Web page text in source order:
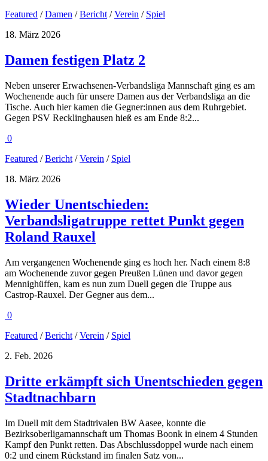
Featured /Damen /Bericht/Verein / Spiel
18. März 2026
Damen festigen Platz 2
Neben unserer Erwachsenen-Verbandsliga Mannschaft ging es am
Wochenende auch für unsere Damen aus der Verbandsliga an die
Tische. Auch hier kamen die Gegner:innen aus dem Ruhrgebiet.
Gegen PSV Recklinghausen hieß es am Ende 8:2...
0
Featured /Bericht /Verein / Spiel
18. März 2026
Wieder Unentschieden:
Verbandsligatruppe rettet Punkt gegen
Roland Rauxel
Am vergangenen Wochenende ging es hoch her. Nach einem 8:8
am Wochenende zuvor gegen Preußen Lünen und davor gegen
Mennighüffen, kam es nun zum Duell gegen die Truppe aus
Castrop-Rauxel. Der Gegner aus dem...
0
Featured /Bericht /Verein / Spiel
2. Feb. 2026
Dritte erkämpft sich Unentschieden gegen
Stadtnachbarn
Im Duell mit dem Stadtrivalen BW Aasee, konnte die
Bezirksoberligamannschaft um Thomas Boonk in einem 4 Stunden
Kampf den Punkt retten. Das Abschlussdoppel wurde nach einem
0:2 und einem Rückstand im finalen Satz von...